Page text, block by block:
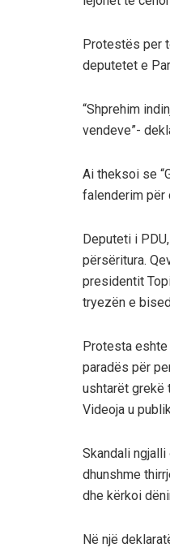
Protestës per
deputetet e
“Shprehim
vendeve”-
Ai theksoi se
falenderim për
Deputeti i
përsëritura.
presidentit
tryezën e
Protesta
paradës për
ushtarët grekë
Videoja u
Skandali
dhunshme
dhe kërkoi
Në një